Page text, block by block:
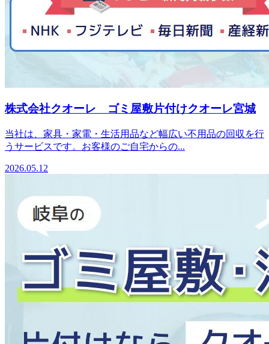
株式会社クオーレ ゴミ屋敷片付けクオーレ宮城
当社は、家具・家電・生活用品など幅広い不用品の回収を行
うサービスです。お客様のご自宅からの...
2026.05.12